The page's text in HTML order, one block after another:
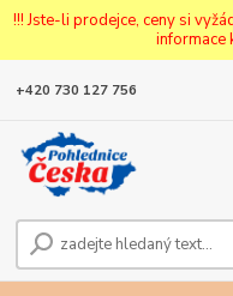
!!! Jste-li prodejce, ceny si
informace
+420 730 127 756